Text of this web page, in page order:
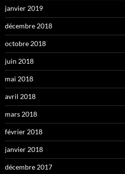
janvier 2019
décembre 2018
octobre 2018
juin 2018
mai 2018
avril 2018
mars 2018
février 2018
janvier 2018
décembre 2017